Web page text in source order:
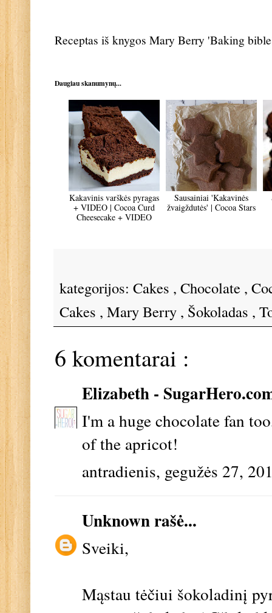
Receptas iš knygos Mary Berry 'Baking
Daugiau skanumynų...
Kakavinis varškės pyragas
+ VIDEO | Cocoa Curd
Cheesecake + VIDEO
Sausainiai 'Kakavinės
žvaigždutės' | Cocoa Stars
kategorijos: Cakes , Chocolate ,
Cakes , Mary Berry , Šokoladas ,
6 komentarai :
Elizabeth -
I'm a huge chocolate fan
of the apricot!
antradienis, gegužės 27,
Unknownrašė...
Sveiki,
Mąstau tėčiui šokoladinį